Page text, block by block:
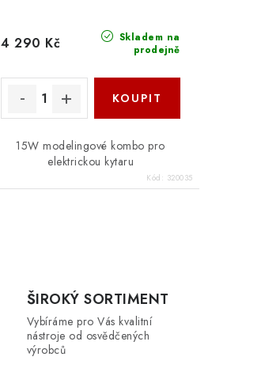
Skladem na
prodejně
4 290 Kč
15W modelingové kombo pro
elektrickou kytaru
Kód: 320035
ŠIROKÝ SORTIMENT
Vybíráme pro Vás kvalitní
nástroje od osvědčených
výrobců